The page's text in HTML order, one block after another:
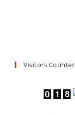
Visitors Counter